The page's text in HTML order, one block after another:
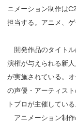
ニメーション制作は
担当する。アニメ、
開発作品のタイトル
演権が与えられる新
が実施されている。
の声優・アーティス
トプロが主催している
アニメーション制作